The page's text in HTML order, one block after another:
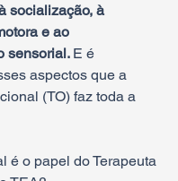
socialização, à
e ao
sensorial. E é
aspectos que a
(TO) faz toda a
é o papel do Terapeuta